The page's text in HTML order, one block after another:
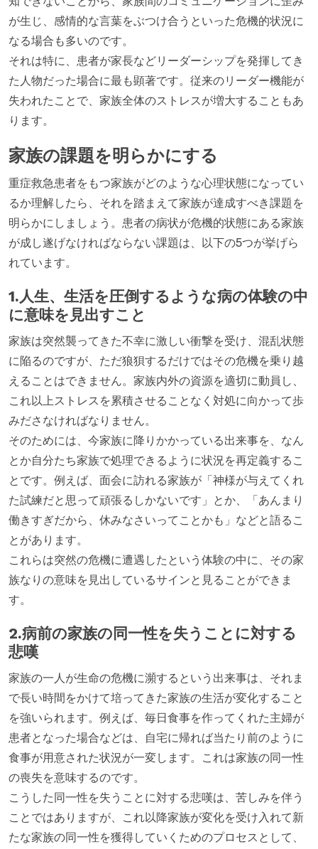
が生じ、感情的な言葉をぶつけ合うといった危機的状況に
なる場合も多いのです。
それは特に、患者が家長などリーダーシップを発揮してき
た人物だった場合に最も顕著です。従来のリーダー機能が
失われたことで、家族全体のストレスが増大することもあ
ります。
家族の課題を明らかにする
重症救急患者をもつ家族がどのような心理状態になってい
るか理解したら、それを踏まえて家族が達成すべき課題を
明らかにしましょう。患者の病状が危機的状態にある家族
が成し遂げなければならない課題は、以下の5つが挙げら
れています。
1.人生、生活を圧倒するような病の体験の中
に意味を見出すこと
家族は突然襲ってきた不幸に激しい衝撃を受け、混乱状態
に陥るのですが、ただ狼狽するだけではその危機を乗り越
えることはできません。家族内外の資源を適切に動員し、
これ以上ストレスを累積させることなく対処に向かって歩
みださなければなりません。
そのためには、今家族に降りかかっている出来事を、なん
とか自分たち家族で処理できるように状況を再定義するこ
とです。例えば、面会に訪れる家族が「神様が与えてくれ
た試練だと思って頑張るしかないです」とか、「あんまり
働きすぎだから、休みなさいってことかも」などと語るこ
とがあります。
これらは突然の危機に遭遇したという体験の中に、その家
族なりの意味を見出しているサインと見ることができま
す。
2.病前の家族の同一性を失うことに対する
悲嘆
家族の一人が生命の危機に瀕するという出来事は、それま
で長い時間をかけて培ってきた家族の生活が変化すること
を強いられます。例えば、毎日食事を作ってくれた主婦が
患者となった場合などは、自宅に帰れば当たり前のように
食事が用意された状況が一変します。これは家族の同一性
の喪失を意味するのです。
こうした同一性を失うことに対する悲嘆は、苦しみを伴う
ことではありますが、これ以降家族が変化を受け入れて新
たな家族の同一性を獲得していくためのプロセスとして、